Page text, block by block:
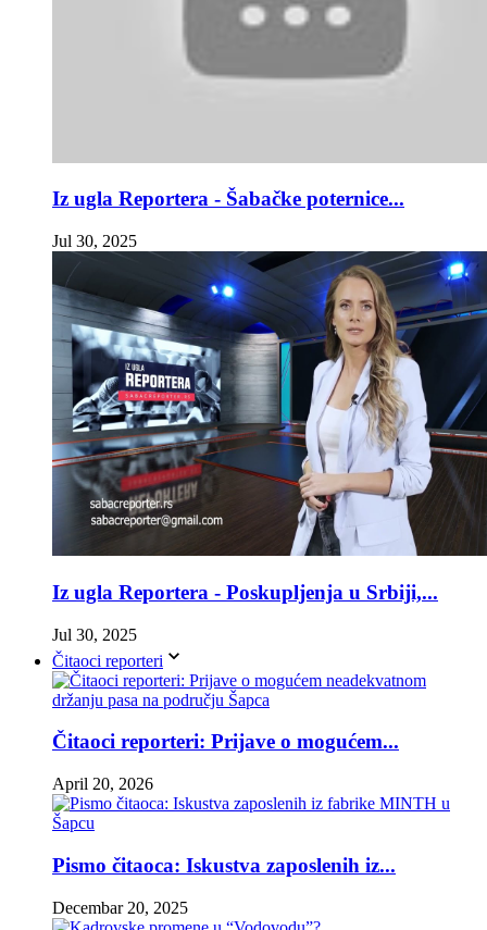
Iz ugla Reportera - Šabačke poternice...
Jul 30, 2025
Iz ugla Reportera - Poskupljenja u Srbiji,...
Jul 30, 2025
Čitaoci reporteri
Čitaoci reporteri: Prijave o mogućem...
April 20, 2026
Pismo čitaoca: Iskustva zaposlenih iz...
Decembar 20, 2025